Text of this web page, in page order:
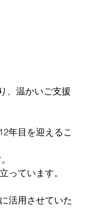
、温かいご支援
年目を迎えるこ
っています。
活用させていた